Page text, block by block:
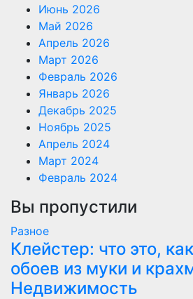
Июнь 2026
Май 2026
Апрель 2026
Март 2026
Февраль 2026
Январь 2026
Декабрь 2025
Ноябрь 2025
Апрель 2024
Март 2024
Февраль 2024
Вы пропустили
Разное
Клейстер: что это,
обоев из муки и
Недвижимость